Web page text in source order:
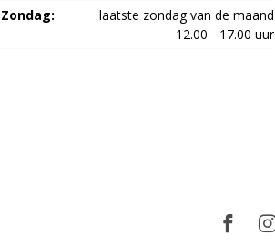
Zondag:
laatste zondag van de maand
12.00 - 17.00 uur